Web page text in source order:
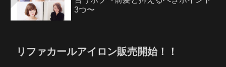
3つ〜
リファカールアイロン販売開始！！